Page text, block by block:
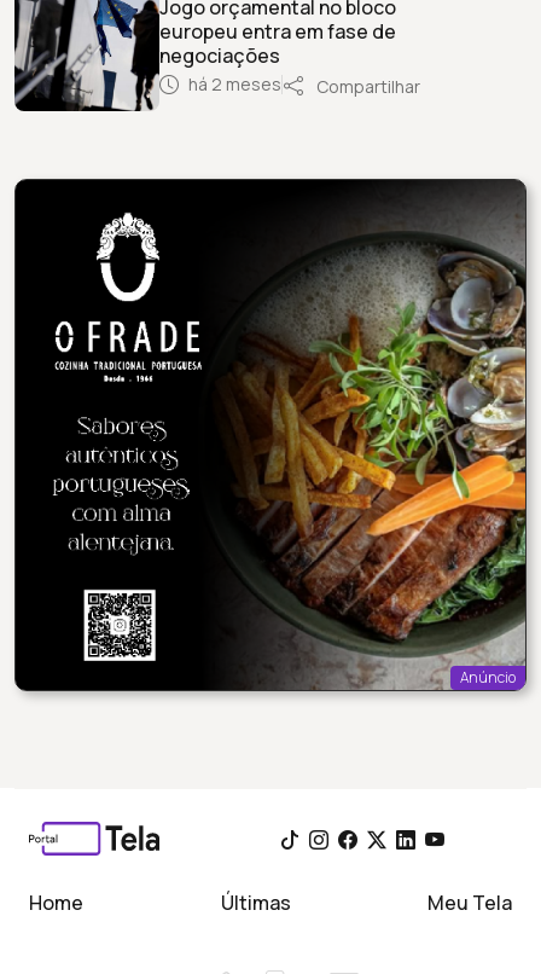
Anúncio
Jogo orçamental no bloco
europeu entra em fase de
negociações
há 2 meses Compartilhar
Home Últimas Meu Tela